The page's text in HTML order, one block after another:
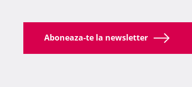
Aboneaza-te la newsletter